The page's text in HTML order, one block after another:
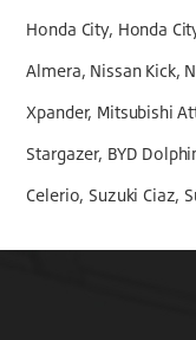
Honda City, Honda
Almera, Nissan Kick,
Xpander, Mitsubishi
Stargazer, BYD
Celerio, Suzuki Ciaz,